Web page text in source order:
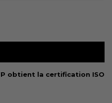
obtient la certification ISO